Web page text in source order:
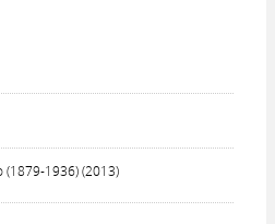
(1879-1936) (2013)